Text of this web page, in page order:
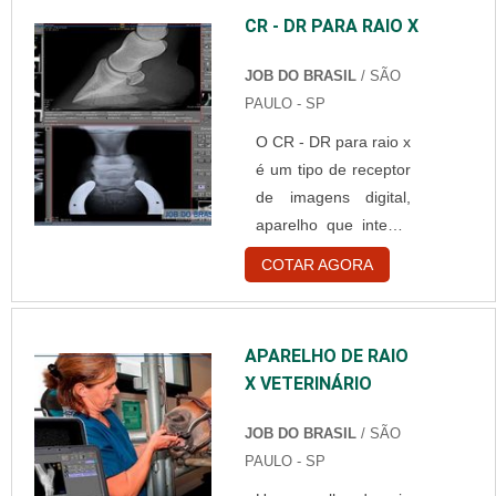
uma agulha em aço
realizar a perfuração
na pele, transmitindo
assim o medicamento
direto na corrente
sanguínea do pac...
CR - DR PARA RAIO X
JOB DO BRASIL / SÃO
PAULO - SP
O CR - DR para raio x
é um tipo de receptor
de imagens digital,
aparelho que integra
os aparelhos de raio-
x, equipamento muito
comum, aplicado nos
ambientes médicos -
veterinários, tais
COTAR AGORA
APARELHO DE RAIO
X VETERINÁRIO
JOB DO BRASIL / SÃO
PAULO - SP